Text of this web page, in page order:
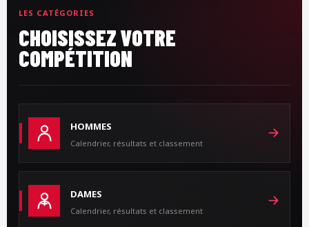
LES CATÉGORIES
CHOISISSEZ VOTRE
COMPÉTITION
HOMMES
Calendrier, résultats et classement
DAMES
Calendrier, résultats et classement